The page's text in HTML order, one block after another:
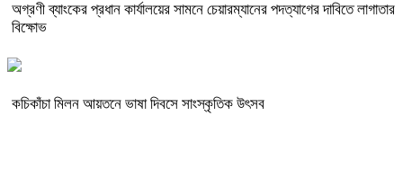
অগ্রণী ব্যাংকের প্রধান কার্যালয়ের সামনে চেয়ারম্যানের পদত্যাগের দাবিতে লাগাতার
বিক্ষোভ
কচিকাঁচা মিলন আয়তনে ভাষা দিবসে সাংস্কৃতিক উৎসব